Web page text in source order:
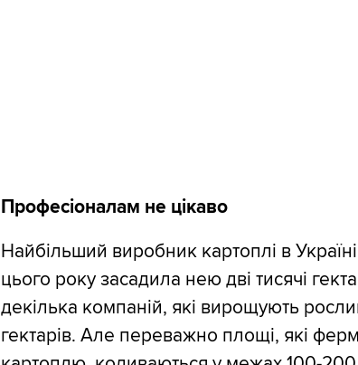
Професіоналам не цікаво
Найбільший виробник картоплі в
цього року засадила нею дві тисячі
декілька компаній, які вирощують
гектарів. Але переважно площі, які